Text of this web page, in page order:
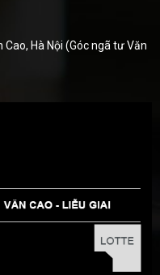
Cao, Hà Nội (Góc ngã tư Văn